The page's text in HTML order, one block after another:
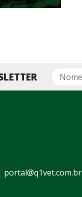
portal@q1vet.com.br